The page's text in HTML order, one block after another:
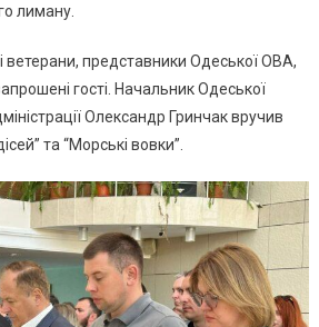
З
лиману.
ветерани, представники Одеської ОВА,
гості. Начальник Одеської
Олександр Гринчак вручив
та “Морські вовки”.